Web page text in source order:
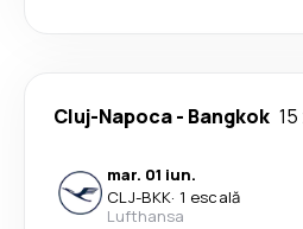
Cluj-Napoca- Bangkok
mar. 01 iun.
CLJ-BKK· 1 escală
Lufthansa